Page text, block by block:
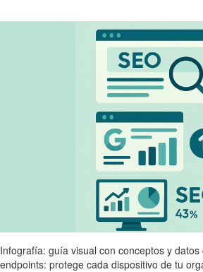
Infografía: guía visual con conceptos y
endpoints: protege cada dispositivo de tu